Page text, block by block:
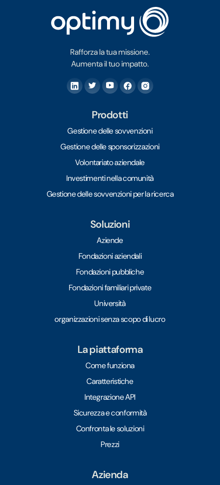
Rafforza la tua missione.
Aumenta il tuo impatto.
Prodotti
Gestione delle sovvenzioni
Gestione delle sponsorizzazioni
Volontariato aziendale
Investimenti nella comunità
Gestione delle sovvenzioni per la ricerca
Soluzioni
Aziende
Fondazioni aziendali
Fondazioni pubbliche
Fondazioni familiari private
Università
organizzazioni senza scopo di lucro
La piattaforma
Come funziona
Caratteristiche
Integrazione API
Sicurezza e conformità
Confronta le soluzioni
Prezzi
Azienda